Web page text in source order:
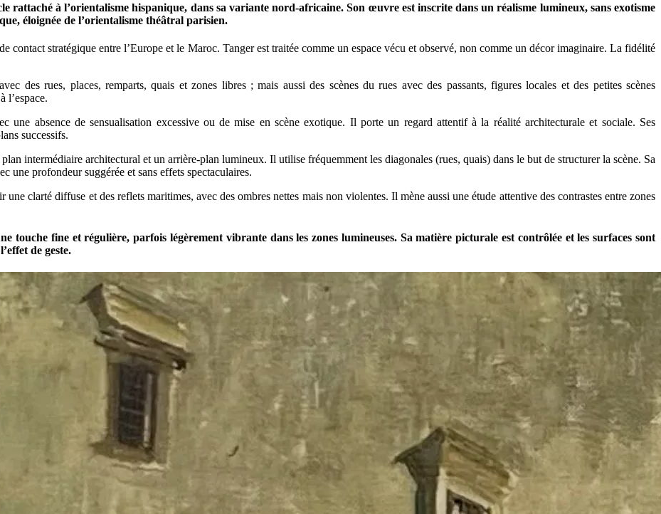
rattaché à l’orientalisme hispanique, dans sa variante nord-africaine. Son œuvre est inscrite dans un réalisme lumineux, sans exotisme
éloignée de l’orientalisme théâtral parisien.
contact stratégique entre l’Europe et le Maroc. Tanger est traitée comme un espace vécu et observé, non comme un décor imaginaire. La fidélité
des rues, places, remparts, quais et zones libres ; mais aussi des scènes du rues avec des passants, figures locales et des petites scènes
l’espace.
une absence de sensualisation excessive ou de mise en scène exotique. Il porte un regard attentif à la réalité architecturale et sociale. Ses
successifs.
intermédiaire architectural et un arrière-plan lumineux. Il utilise fréquemment les diagonales (rues, quais) dans le but de structurer la scène. Sa
une profondeur suggérée et sans effets spectaculaires.
clarté diffuse et des reflets maritimes, avec des ombres nettes mais non violentes. Il mène aussi une étude attentive des contrastes entre zones
touche fine et régulière, parfois légèrement vibrante dans les zones lumineuses. Sa matière picturale est contrôlée et les surfaces sont
de geste.